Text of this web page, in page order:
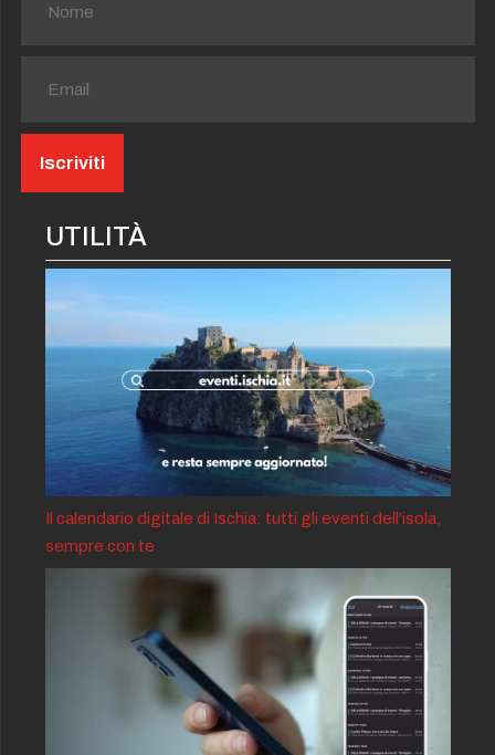
UTILITÀ
Il calendario digitale di Ischia: tutti gli eventi dell’isola,
sempre con te